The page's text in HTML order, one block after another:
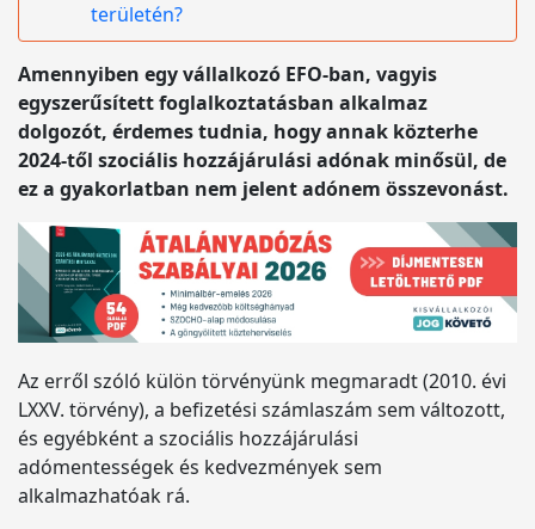
területén?
Amennyiben egy vállalkozó EFO-ban, vagyis
egyszerűsített foglalkoztatásban alkalmaz
dolgozót, érdemes tudnia, hogy annak közterhe
2024-től szociális hozzájárulási adónak minősül, de
ez a gyakorlatban nem jelent adónem összevonást.
Az erről szóló külön törvényünk megmaradt (2010. évi
LXXV. törvény), a befizetési számlaszám sem változott,
és egyébként a szociális hozzájárulási
adómentességek és kedvezmények sem
alkalmazhatóak rá.